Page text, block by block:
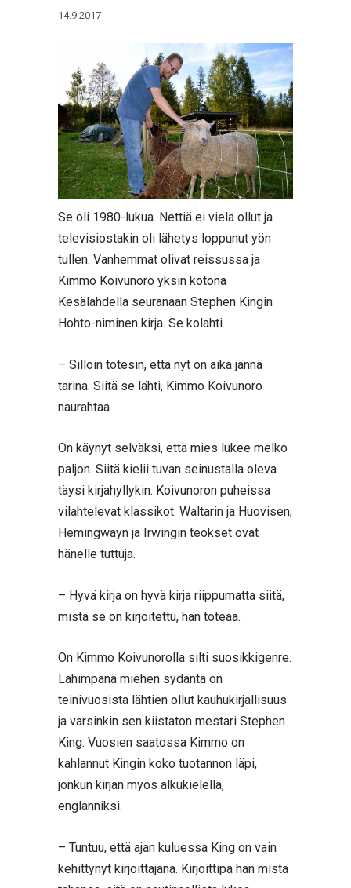
14.9.2017
Se oli 1980-lukua. Nettiä ei vielä ollut ja
televisiostakin oli lähetys loppunut yön
tullen. Vanhemmat olivat reissussa ja
Kimmo Koivunoro yksin kotona
Kesälahdella seuranaan Stephen Kingin
Hohto-niminen kirja. Se kolahti.
– Silloin totesin, että nyt on aika jännä
tarina. Siitä se lähti, Kimmo Koivunoro
naurahtaa.
On käynyt selväksi, että mies lukee melko
paljon. Siitä kielii tuvan seinustalla oleva
täysi kirjahyllykin. Koivunoron puheissa
vilahtelevat klassikot. Waltarin ja Huovisen,
Hemingwayn ja Irwingin teokset ovat
hänelle tuttuja.
– Hyvä kirja on hyvä kirja riippumatta siitä,
mistä se on kirjoitettu, hän toteaa.
On Kimmo Koivunorolla silti suosikkigenre.
Lähimpänä miehen sydäntä on
teinivuosista lähtien ollut kauhukirjallisuus
ja varsinkin sen kiistaton mestari Stephen
King. Vuosien saatossa Kimmo on
kahlannut Kingin koko tuotannon läpi,
jonkun kirjan myös alkukielellä,
englanniksi.
– Tuntuu, että ajan kuluessa King on vain
kehittynyt kirjoittajana. Kirjoittipa hän mistä